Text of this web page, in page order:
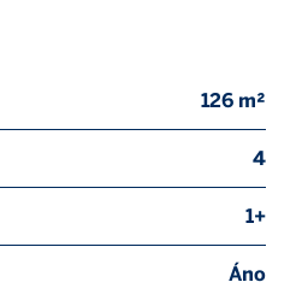
126 m²
4
1+
Áno